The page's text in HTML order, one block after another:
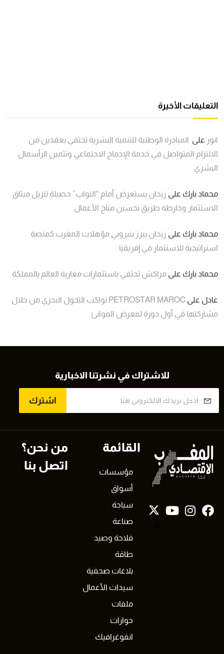
التعليقات الأخيرة
انور على المبادرة الوطنية للتنمية البشرية تحتفي بعقدين من
الالتزام المتواصل في خدمة الإدماج الاجتماعي وتثمين الرأسمال
البشري
محماد بارك على زيدان يستعرض أمام “النواب” حصيلة تنزيل ميثاق
الاستثمار وخارطة طريق تحسين مناخ الأعمال
محماد بارك على زيدان يبرز بنيروبي مؤهلات المغرب كمنصة
استراتيجية للاستثمار في إفريقيا
محماد بارك على مراكش تحتفي باستثمارات مغاربة العالم بالمملكة
عادل على
PETROSTAR MAROC تواكب التحول البحري من خلال
مشاركتها في أول دورة لمعرض الموانئ
للاشتراك في نشرتنا الاخبارية
اشترك
القائمة
مؤسسات
أسواق
سياحة
صناعة
فلاحة وصيد
طاقة
بلاغات صحفية
سيدات الأعمال
ملفات
حوارات
انفوغرافيك
من نحن؟
اتصل بنا